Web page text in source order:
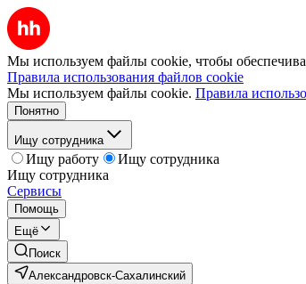
Мы используем файлы cookie, чтобы
Правила использования файлов cookie
Мы используем файлы cookie. Правила
Понятно
Ищу сотрудника
Ищу работу
Ищу сотрудника
Ищу сотрудника
Сервисы
Помощь
Ещё
Поиск
Александровск-Сахалинский